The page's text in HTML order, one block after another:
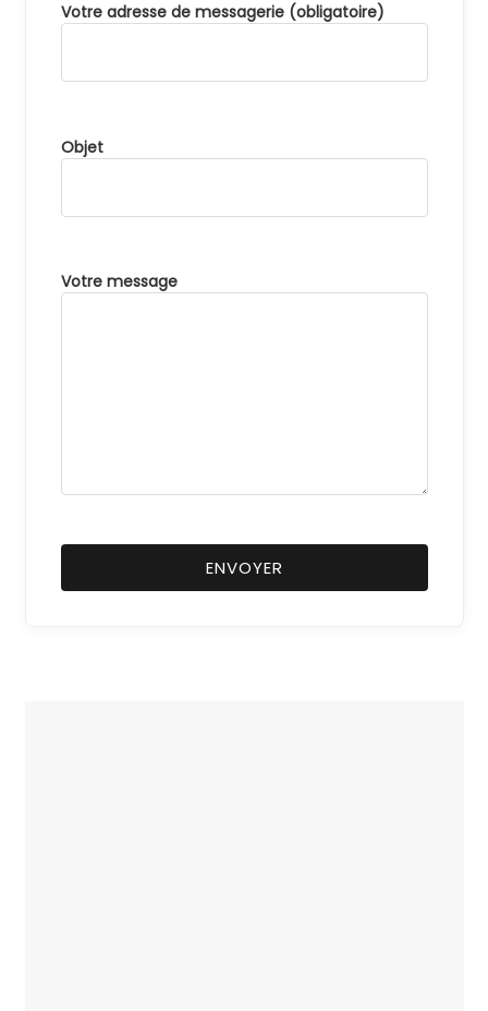
Votre adresse de messagerie (obligatoire)
Objet
Votre message
ENVOYER